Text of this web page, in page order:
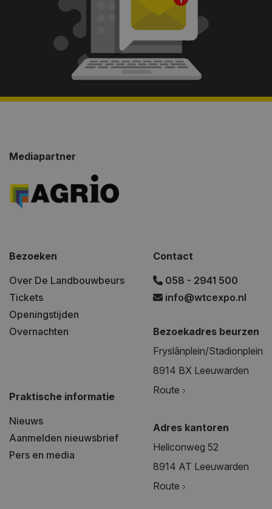
Mediapartner
Bezoeken
Over De Landbouwbeurs
Tickets
Openingstijden
Overnachten
Praktische informatie
Nieuws
Aanmelden nieuwsbrief
Pers en media
Contact
058 - 2941 500
info@wtcexpo.nl
Bezoekadres beurzen
Fryslânplein/Stadionplein
8914 BX Leeuwarden
Route
Adres kantoren
Heliconweg 52
8914 AT Leeuwarden
Route